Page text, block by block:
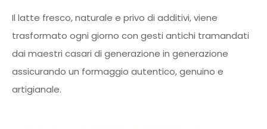
Il latte fresco, naturale e privo di additivi, viene
trasformato ogni giorno con gesti antichi tramandati
dai maestri casari di generazione in generazione
assicurando un formaggio autentico, genuino e
artigianale.